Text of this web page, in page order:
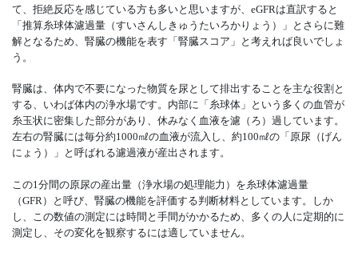
て、拒絶反応を感じている方も多いと思いますが、eGFRは直訳すると
「推算糸球体濾過量（すいさんしきゅうたいろかりょう）」とさらに難
解となるため、腎臓の機能を表す「腎臓スコア」と考えれば良いでしょ
う。
腎臓は、体内で不要になった物質を尿として排出することを主な役割と
する、いわば体内の浄水場です。内部に「糸球体」という多くの血管が
糸玉状に密集した部分があり、休みなく血液を濾（ろ）過しています。
左右の腎臓には毎分約1000㎖の血液が流入し、約100㎖の「原尿（げん
にょう）」と呼ばれる濾過液が産出されます。
この1分間の原尿の産出量（浄水場の処理能力）を糸球体濾過量
（GFR）と呼び、腎臓の機能を評価する判断材料としています。しか
し、この数値の測定には時間と手間がかかるため、多くの人に定期的に
測定し、その変化を観察するには適していません。